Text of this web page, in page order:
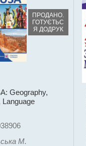
ПРОДАНО.
ГОТУЄТЬС
Я ДОДРУК
Geography,
Language
М.